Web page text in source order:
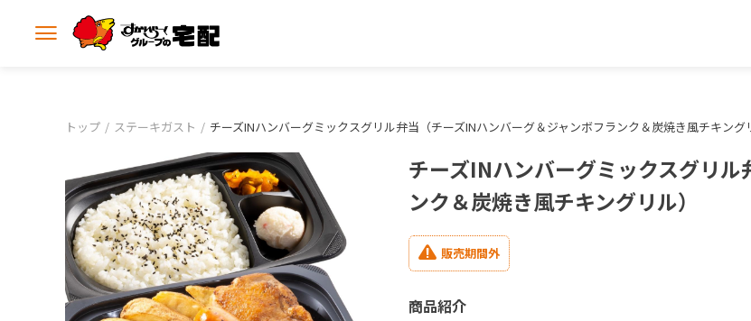
メ
開トップ ステーキガスト チーズINハンバーグミックスグリル弁当（チーズINハンバーグ＆ジャンボフランク＆炭焼き風チキング
チーズINハンバーグミックスグリ
ンク＆炭焼き風チキングリル）
販売期間外
商品紹介